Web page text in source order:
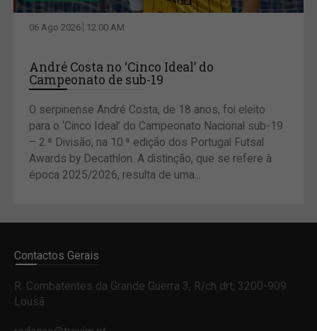
06 Ago 2026 12:00 AM
André Costa no ‘Cinco Ideal’ do
Campeonato de sub-19
O serpinense André Costa, de 18 anos, foi eleito
para o ‘Cinco Ideal’ do Campeonato Nacional sub-19
– 2.ª Divisão, na 10.ª edição dos Portugal Futsal
Awards by Decathlon. A distinção, que se refere à
época 2025/2026, resulta de uma...
Contactos Gerais
R. Combatentes da Grande Guerra 3, R/ch drt, 3200-909
Lousã